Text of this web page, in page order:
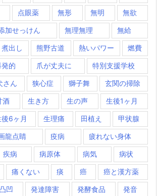
点眼薬 無形 無明 無欲
加せっけん 無理無理 無給
煮出し 熊野古道 熱いパワー 燃費
的 爪が丈夫に 特別支援学校
さん 狭心症 獅子舞 玄関の掃除
酒 生き方 生の声 生後1ヶ月
6ヶ月 生理痛 田植え 甲状腺
龍点睛 疫病 疲れない身体
疾病 病原体 病気 病状
痛くない 痰 癌 癌と漢方薬
凹 発達障害 発酵食品 発音